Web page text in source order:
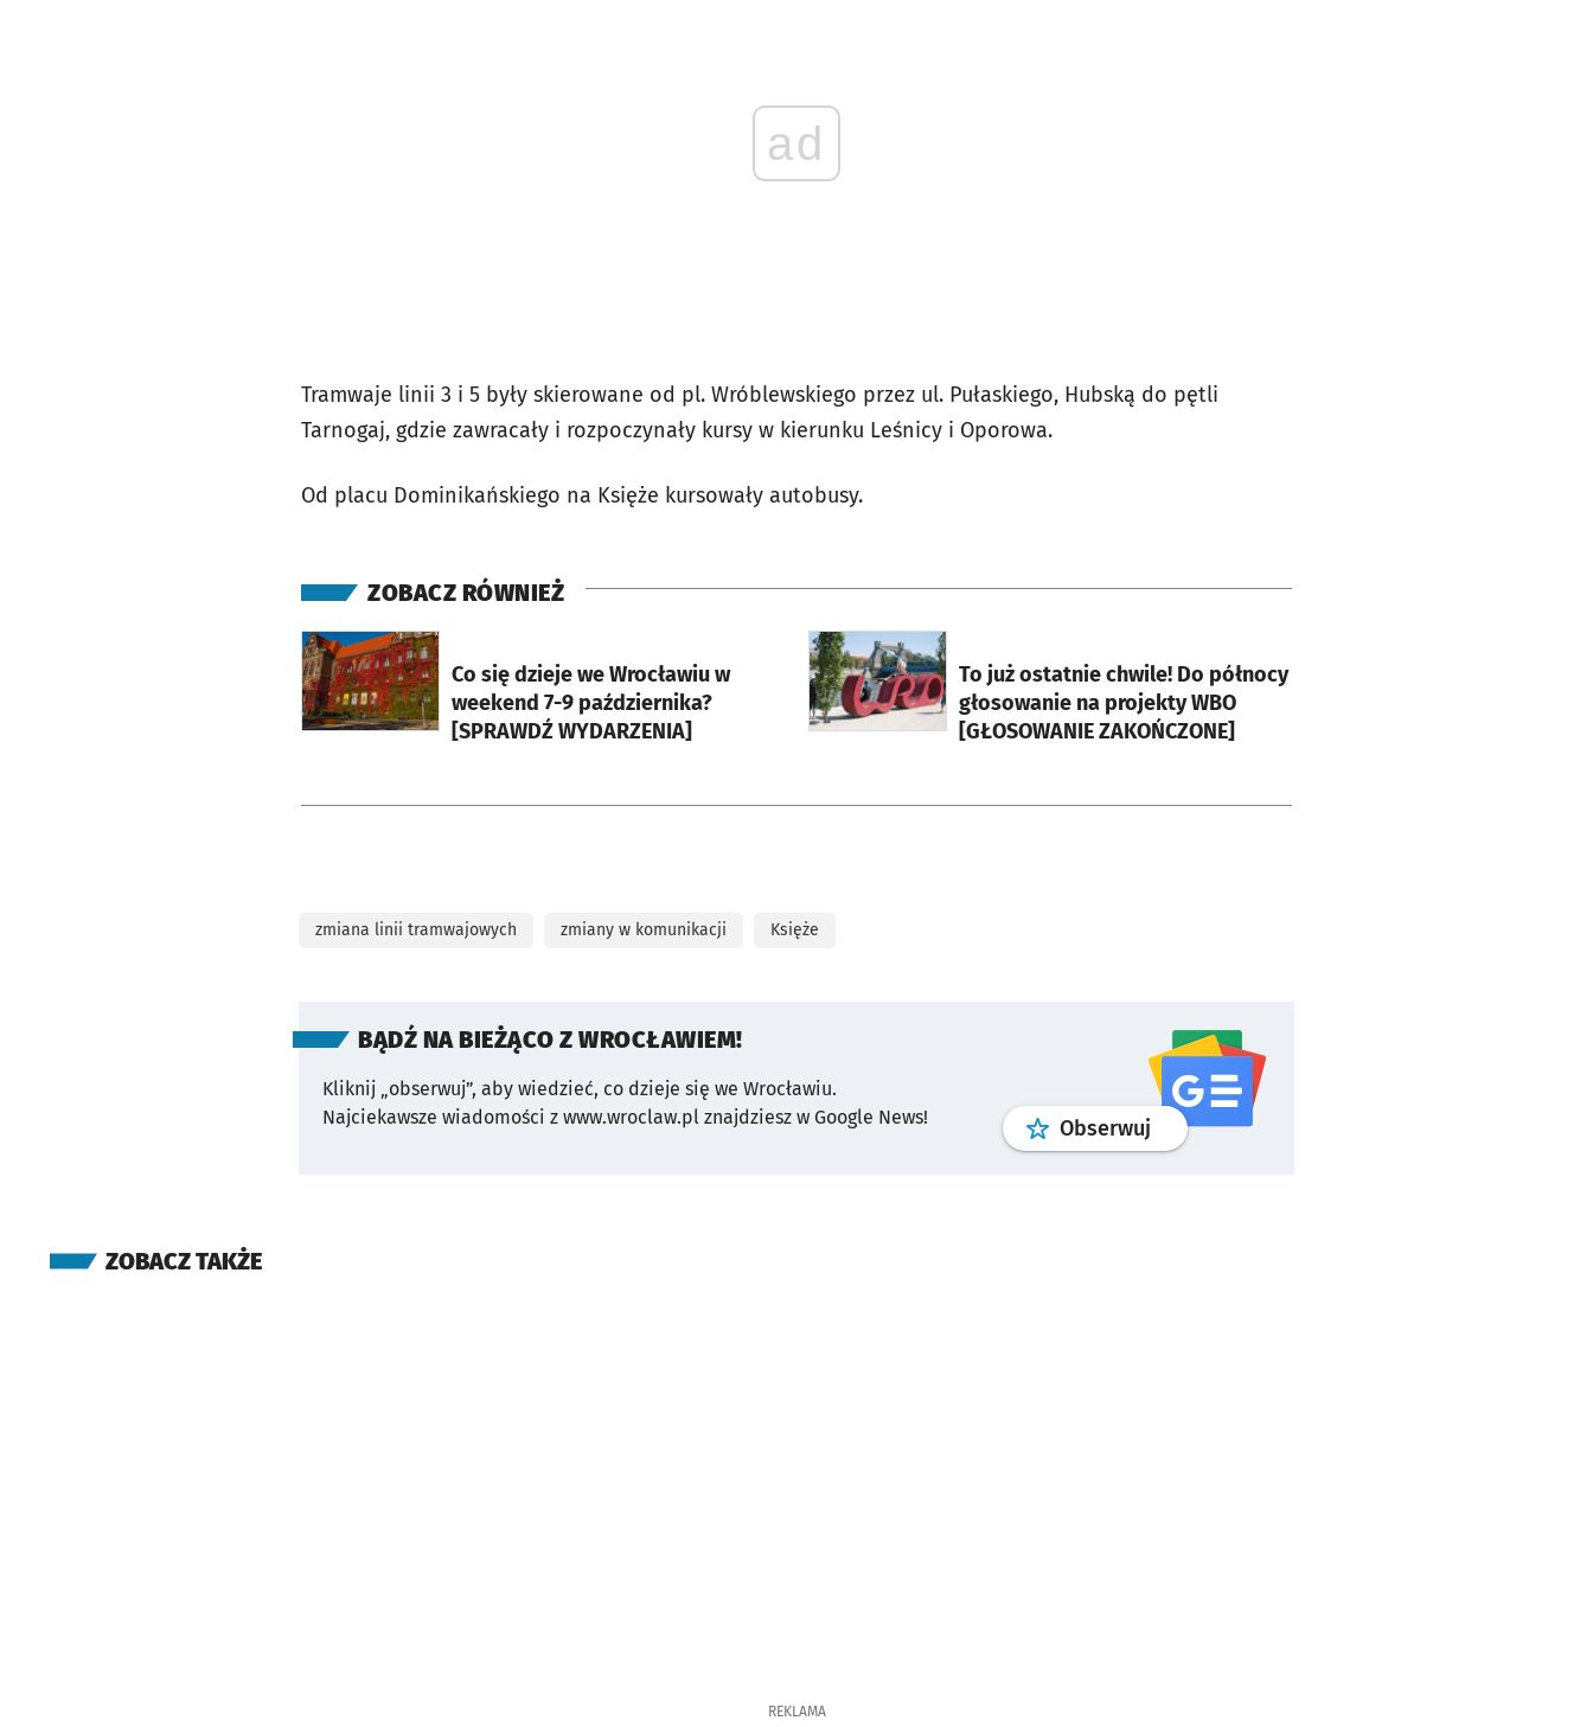
ad
Tramwaje linii 3 i 5 były skierowane od pl. Wróblewskiego przez ul. Pułaskiego, Hubską do pętli
Tarnogaj, gdzie zawracały i rozpoczynały kursy w kierunku Leśnicy i Oporowa.
Od placu Dominikańskiego na Księże kursowały autobusy.
ZOBACZ RÓWNIEŻ
Co się dzieje we Wrocławiu w
weekend 7-9 października?
[SPRAWDŹ WYDARZENIA]
otworzy się w nowej karcie
To już ostatnie chwile! Do północy
głosowanie na projekty WBO
[GŁOSOWANIE ZAKOŃCZONE]
otworzy się w nowej karcie
zmiana linii tramwajowych zmiany w komunikacji Księże
BĄDŹ NA BIEŻĄCO Z WROCŁAWIEM!
Kliknij „obserwuj”, aby wiedzieć, co dzieje się we Wrocławiu.
Najciekawsze wiadomości z www.wroclaw.pl znajdziesz w Google News!
Obserwuj profilgoogle news
ZOBACZ TAKŻE
REKLAMA